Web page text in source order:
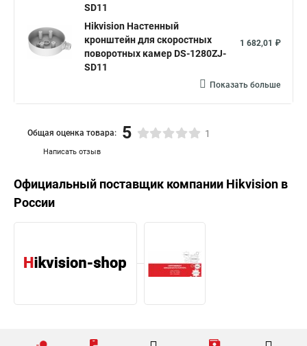
SD11
Hikvision Настенный
кронштейн для скоростных
поворотных камер DS-1280ZJ-
SD11
1 682,01 ₽
Показать больше
Написать отзыв
Общая оценка товара: 5 1
Официальный поставщик компании Hikvision в
России